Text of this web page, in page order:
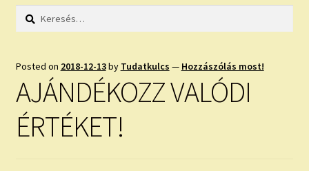
HOLDNAPTÁR
NAPI ASZTROLÓGIA
KÉRJ EGY MEGERŐSÍTÉST!
Keresés:
Posted on 2018-12-13by Tudatkulcs — Hozzászólás most!
AJÁNDÉKOZZ VALÓDI
ÉRTÉKET!